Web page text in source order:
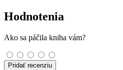
Hodnotenia
Ako sa páčila kniha vám?
Pridať recenziu